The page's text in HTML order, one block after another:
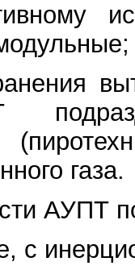
газа.
АУПТ
с